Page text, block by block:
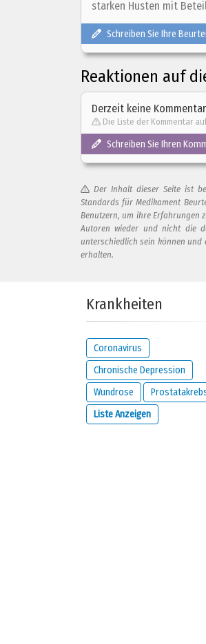
starken Husten mit
Schreiben Sie Ihre
Reaktionen auf
Derzeit keine
Die Liste der Kommentar
Schreiben Sie Ihren
Der Inhalt dieser Seite ist
Standards für Medikament
Benutzern, um ihre Erfahrungen
Autoren wieder und nicht die
unterschiedlich sein können und
erhalten.
Ihr Kommentar...
Sie wird nur von uns
Ich möchte per E-
Krankheiten
Coronavirus
Chronische Depression
Wundrose
Liste Anzeigen